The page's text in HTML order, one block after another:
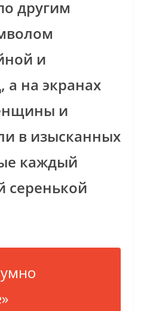
другим
и
а на экранах
и
в изысканных
каждый
серенькой